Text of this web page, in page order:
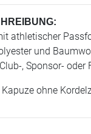
athletischer
und
, Sponsor- oder
Kapuze ohne